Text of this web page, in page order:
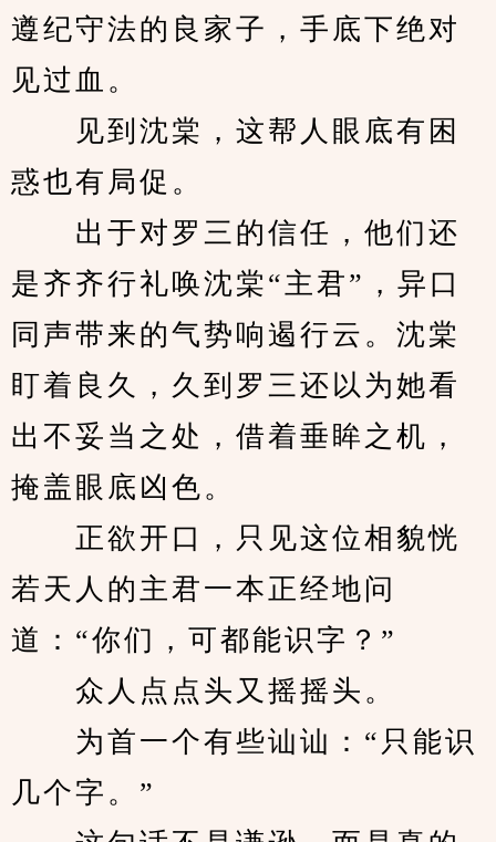
遵纪守法的良家子，手底下绝对
见过血。
见到沈棠，这帮人眼底有困
惑也有局促。
出于对罗三的信任，他们还
是齐齐行礼唤沈棠“主君”，异口
同声带来的气势响遏行云。沈棠
盯着良久，久到罗三还以为她看
出不妥当之处，借着垂眸之机，
掩盖眼底凶色。
正欲开口，只见这位相貌恍
若天人的主君一本正经地问
道：“你们，可都能识字？”
众人点点头又摇摇头。
为首一个有些讪讪：“只能识
几个字。”